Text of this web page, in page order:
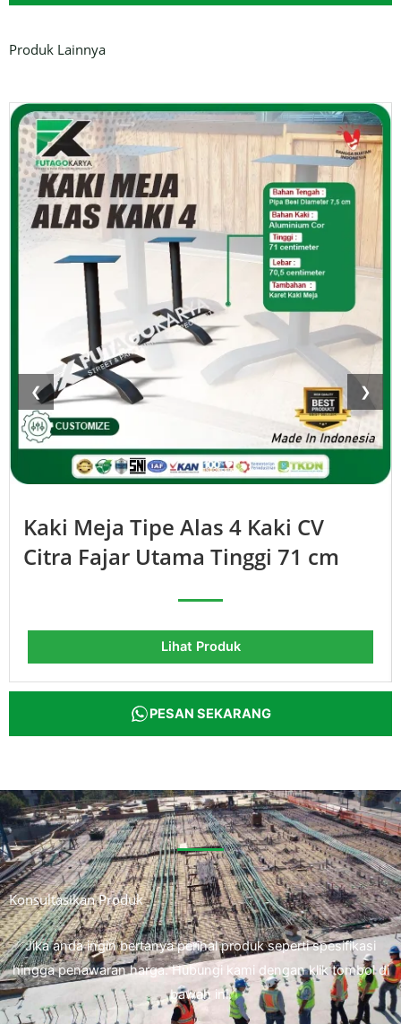
Produk Lainnya
❮ ❯
Kaki Meja Tipe Alas 4 Kaki CV
Citra Fajar Utama Tinggi 71 cm
Lihat Produk
PESAN SEKARANG
Konsultasikan Produk
Jika anda ingin bertanya perihal produk seperti spesifikasi
hingga penawaran harga. Hubungi kami dengan klik tombol di
bawah ini.